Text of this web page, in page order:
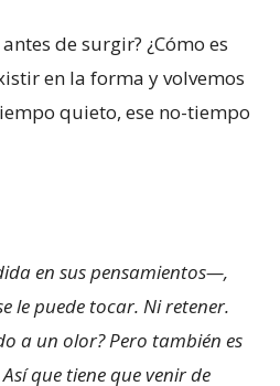
de surgir? ¿Cómo es
en la forma y volvemos
quieto, ese no-tiempo
en sus pensamientos—,
le puede tocar. Ni retener.
a un olor? Pero también es
que tiene que venir de